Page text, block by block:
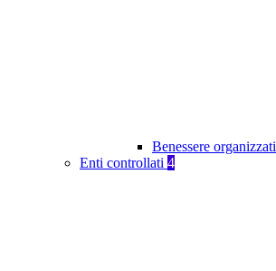
Benessere
Enti controllati 4